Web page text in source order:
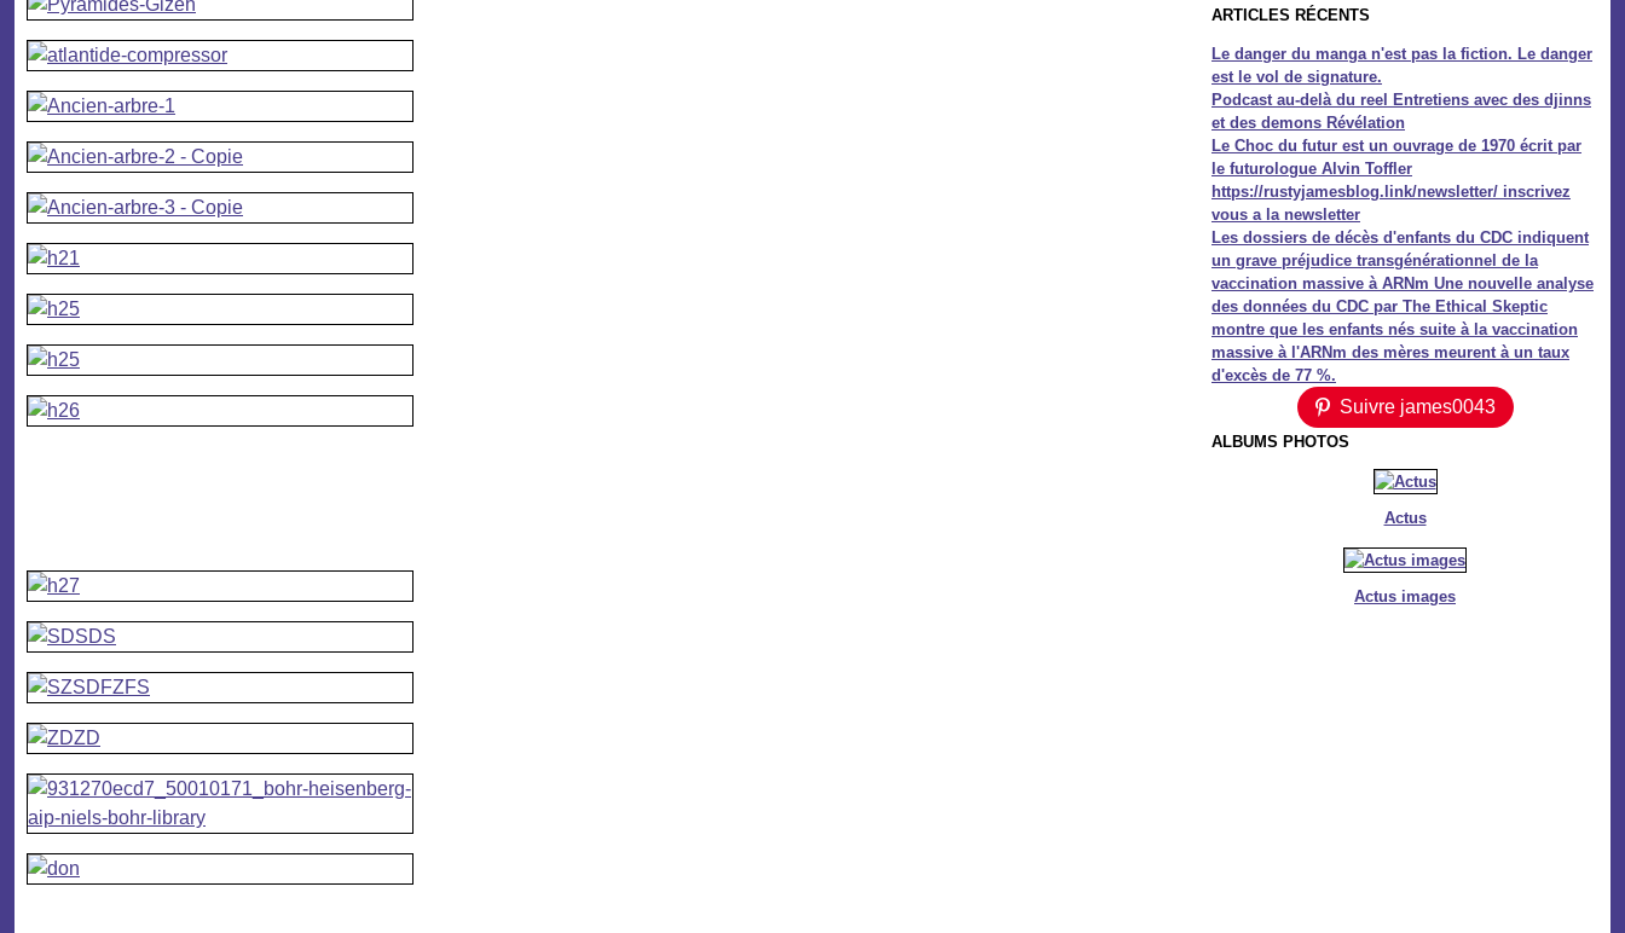
ARTICLES RÉCENTS
Le danger du manga n'est pas la fiction. Le danger
est le vol de signature.
Podcast au-delà du reel Entretiens avec des djinns
et des demons Révélation
Le Choc du futur est un ouvrage de 1970 écrit par
le futurologue Alvin Toffler
https://rustyjamesblog.link/newsletter/ inscrivez
vous a la newsletter
Les dossiers de décès d'enfants du CDC indiquent
un grave préjudice transgénérationnel de la
vaccination massive à ARNm Une nouvelle analyse
des données du CDC par The Ethical Skeptic
montre que les enfants nés suite à la vaccination
massive à l'ARNm des mères meurent à un taux
d'excès de 77 %.
Suivre james0043
ALBUMS PHOTOS
Actus
Actus images